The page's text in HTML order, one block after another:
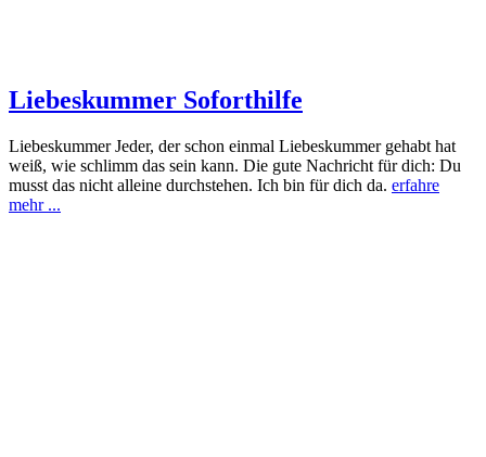
Liebeskummer Soforthilfe
Liebeskummer Jeder, der schon einmal Liebeskummer gehabt hat
weiß, wie schlimm das sein kann. Die gute Nachricht für dich: Du
musst das nicht alleine durchstehen. Ich bin für dich da. erfahre
mehr ...